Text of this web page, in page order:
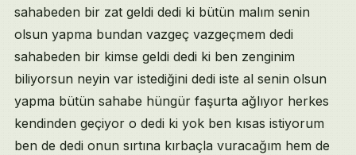
sahabeden bir zat geldi dedi ki bütün malım senin
olsun yapma bundan vazgeç vazgeçmem dedi
sahabeden bir kimse geldi dedi ki ben zenginim
biliyorsun neyin var istediğini dedi iste al senin olsun
yapma bütün sahabe hüngür faşurta ağlıyor herkes
kendinden geçiyor o dedi ki yok ben kısas istiyorum
ben de dedi onun sırtına kırbaçla vuracağım hem de